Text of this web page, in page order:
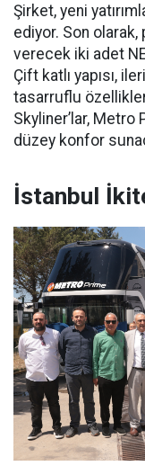
Şirket, yeni
ediyor. Son
verecek iki adet
Çift katlı yapısı,
tasarruflu
Skyliner’lar,
düzey konfor
İstanbul